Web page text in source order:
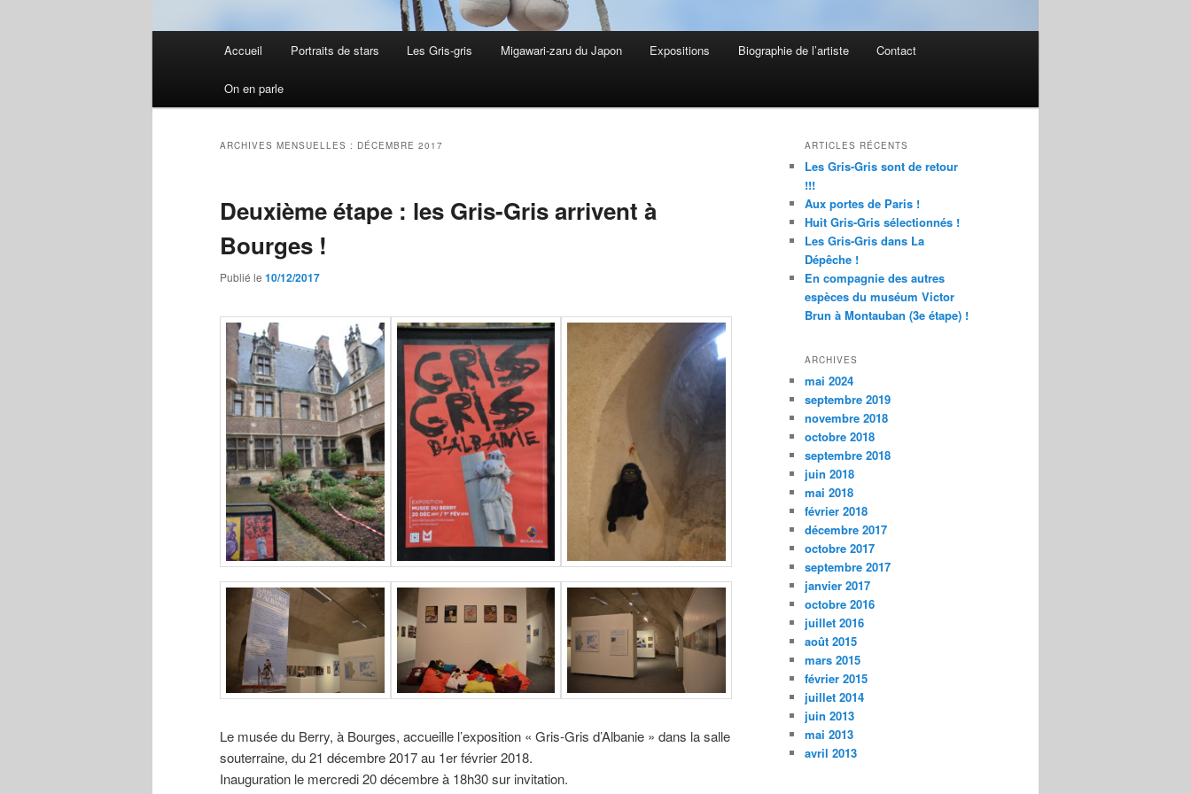
Accueil Portraits de stars Les Gris-gris Migawari-zaru du Japon Expositions Biographie de l’artiste Contact
On en parle
ARCHIVES MENSUELLES : DÉCEMBRE 2017
Deuxième étape : les Gris-Gris arrivent à
Bourges !
Publié le 10/12/2017
Le musée du Berry, à Bourges, accueille l’exposition « Gris-Gris d’Albanie » dans la salle
souterraine, du 21 décembre 2017 au 1er février 2018.
Inauguration le mercredi 20 décembre à 18h30 sur invitation.
ARTICLES RÉCENTS
Les Gris-Gris sont de retour
!!!
Aux portes de Paris !
Huit Gris-Gris sélectionnés !
Les Gris-Gris dans La
Dépêche !
En compagnie des autres
espèces du muséum Victor
Brun à Montauban (3e étape) !
ARCHIVES
mai 2024
septembre 2019
novembre 2018
octobre 2018
septembre 2018
juin 2018
mai 2018
février 2018
décembre 2017
octobre 2017
septembre 2017
janvier 2017
octobre 2016
juillet 2016
août 2015
mars 2015
février 2015
juillet 2014
juin 2013
mai 2013
avril 2013